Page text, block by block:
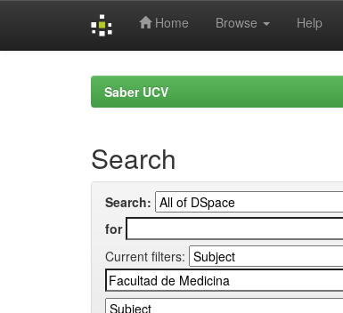
Home Browse Help
Saber UCV
Search
Search:
for
Current filters: